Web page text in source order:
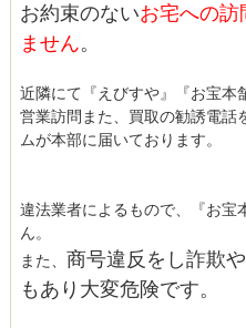
お約束のないお宅への訪
ません。
近隣にて『えびすや』『お宝本
営業訪問また、買取の勧誘電話
ムが本部に届いております。
違法業者によるもので、『お宝
ん。
また、 商号違反をし詐欺
もあり大変危険です。